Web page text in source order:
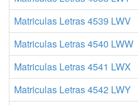
Matriculas Letras 4539 LWV
Matriculas Letras 4540 LWW
Matriculas Letras 4541 LWX
Matriculas Letras 4542 LWY